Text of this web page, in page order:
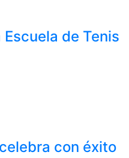
de Tenis
con éxito